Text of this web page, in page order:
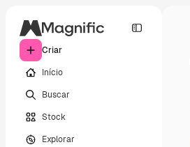
Criar
Início
Buscar
Stock
Explorar